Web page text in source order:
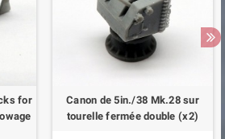
for
Canon de 5in./38 Mk.28 sur
tourelle fermée double (x2)